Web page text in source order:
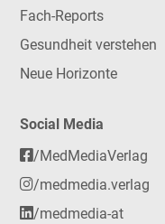
Fach-Reports
Gesundheit verstehen
Neue Horizonte
Social Media
/MedMediaVerlag
/medmedia.verlag
/medmedia-at